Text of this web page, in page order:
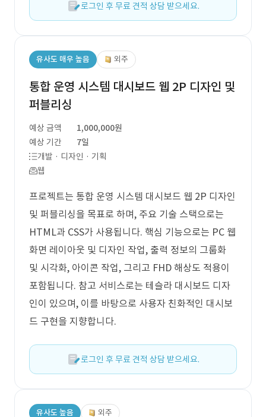
로그인 후 무료 견적 상담 받으세요.
유사도 매우 높음 외주
통합 운영 시스템 대시보드 웹 2P 디자인 및
퍼블리싱
예상 금액
1,000,000원
예상 기간
7일
개발 · 디자인 · 기획
웹
프로젝트는 통합 운영 시스템 대시보드 웹 2P 디자인
및 퍼블리싱을 목표로 하며, 주요 기술 스택으로는
HTML과 CSS가 사용됩니다. 핵심 기능으로는 PC 웹
화면 레이아웃 및 디자인 작업, 출력 정보의 그룹화
및 시각화, 아이콘 작업, 그리고 FHD 해상도 적용이
포함됩니다. 참고 서비스로는 테슬라 대시보드 디자
인이 있으며, 이를 바탕으로 사용자 친화적인 대시보
드 구현을 지향합니다.
로그인 후 무료 견적 상담 받으세요.
유사도 높음 외주